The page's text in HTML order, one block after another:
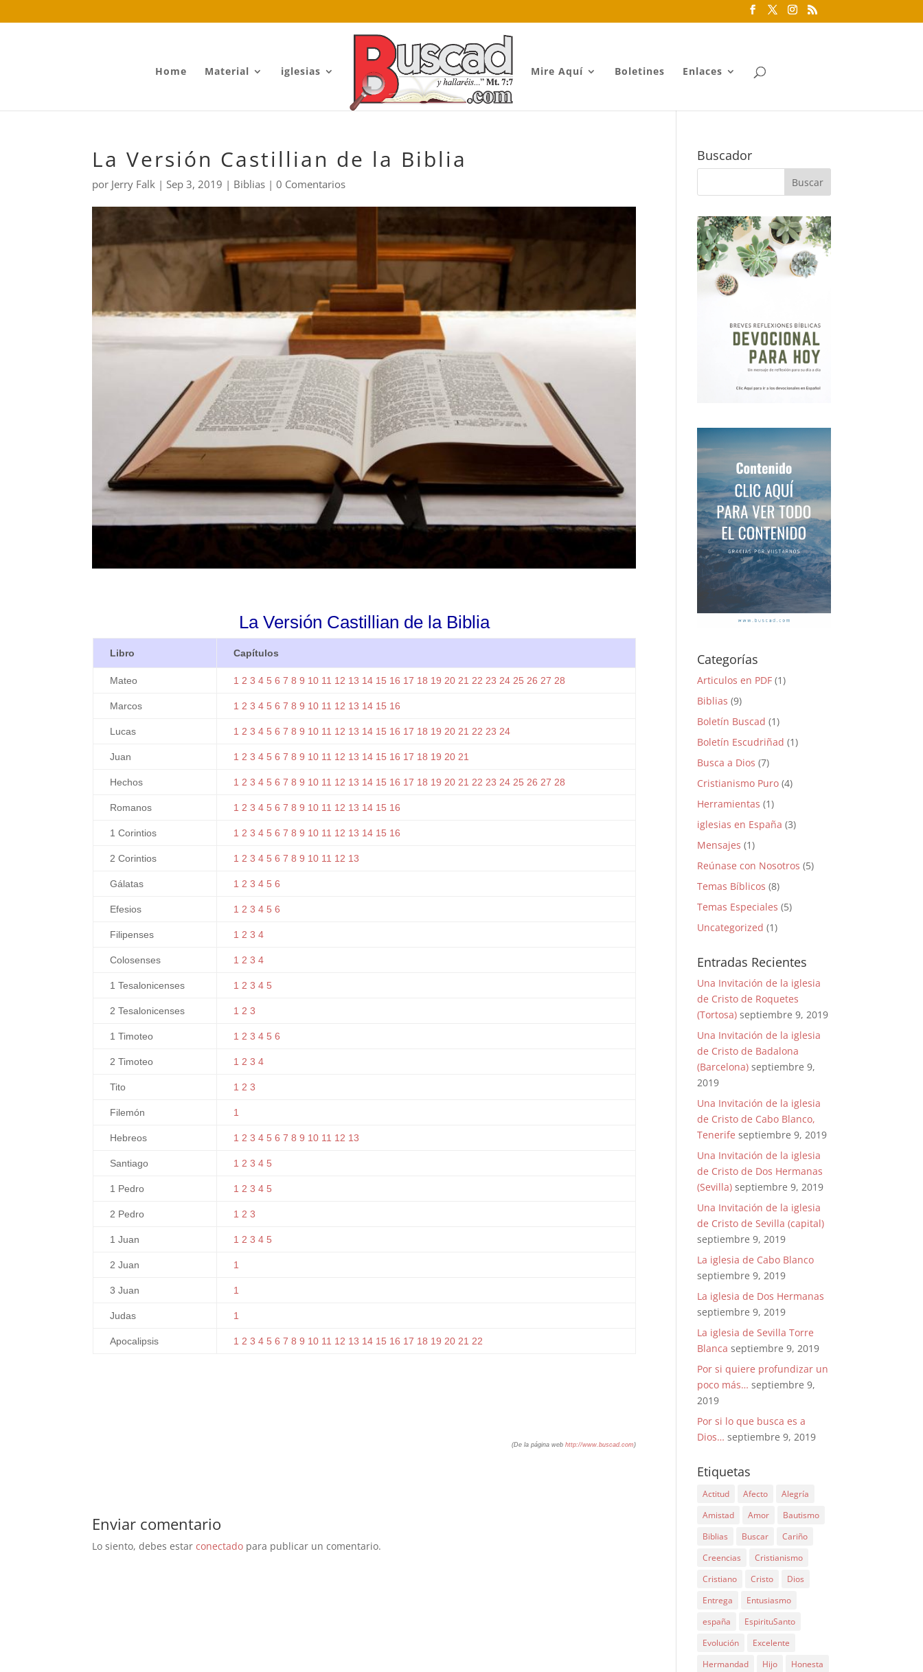
Home Material iglesias Mire Aquí Boletines Enlaces
La Versión Castillian de la Biblia
por Jerry Falk |Sep 3, 2019 | Biblias |0 Comentarios
La Versión Castillian de la Biblia
Libro Capítulos
Mateo 1 2 3 4 5 6 7 8 9 10 11 12 13 14 15 16 17 18 19 20 21 22 23 24 25 26 27 28
Marcos 1 2 3 4 5 6 7 8 9 10 11 12 13 14 15 16
Lucas 1 2 3 4 5 6 7 8 9 10 11 12 13 14 15 16 17 18 19 20 21 22 23 24
Juan 1 2 3 4 5 6 7 8 9 10 11 12 13 14 15 16 17 18 19 20 21
Hechos 1 2 3 4 5 6 7 8 9 10 11 12 13 14 15 16 17 18 19 20 21 22 23 24 25 26 27 28
Romanos 1 2 3 4 5 6 7 8 9 10 11 12 13 14 15 16
1 Corintios 1 2 3 4 5 6 7 8 9 10 11 12 13 14 15 16
2 Corintios 1 2 3 4 5 6 7 8 9 10 11 12 13
Gálatas 1 2 3 4 5 6
Efesios 1 2 3 4 5 6
Filipenses 1 2 3 4
Colosenses 1 2 3 4
1 Tesalonicenses 1 2 3 4 5
2 Tesalonicenses 1 2 3
1 Timoteo 1 2 3 4 5 6
2 Timoteo 1 2 3 4
Tito 1 2 3
Filemón 1
Hebreos 1 2 3 4 5 6 7 8 9 10 11 12 13
Santiago 1 2 3 4 5
1 Pedro 1 2 3 4 5
2 Pedro 1 2 3
1 Juan 1 2 3 4 5
2 Juan 1
3 Juan 1
Judas 1
Apocalipsis 1 2 3 4 5 6 7 8 9 10 11 12 13 14 15 16 17 18 19 20 21 22
(De la página webhttp://www.buscad.com )
Enviar comentario
Lo siento, debes estarconectado para publicar un comentario.
Buscador
Categorías
Articulos en PDF (1)
Biblias (9)
Boletín Buscad (1)
Boletín Escudriñad (1)
Busca a Dios (7)
Cristianismo Puro (4)
Herramientas (1)
iglesias en España (3)
Mensajes (1)
Reúnase con Nosotros (5)
Temas Bíblicos (8)
Temas Especiales (5)
Uncategorized (1)
Entradas Recientes
Una Invitación de la iglesia
de Cristo de Roquetes
(Tortosa) septiembre 9, 2019
Una Invitación de la iglesia
de Cristo de Badalona
(Barcelona) septiembre 9,
2019
Una Invitación de la iglesia
de Cristo de Cabo Blanco,
Tenerife septiembre 9, 2019
Una Invitación de la iglesia
de Cristo de Dos Hermanas
(Sevilla) septiembre 9, 2019
Una Invitación de la iglesia
de Cristo de Sevilla (capital)
septiembre 9, 2019
La iglesia de Cabo Blanco
septiembre 9, 2019
La iglesia de Dos Hermanas
septiembre 9, 2019
La iglesia de Sevilla Torre
Blanca septiembre 9, 2019
Por si quiere profundizar un
poco más… septiembre 9,
2019
Por si lo que busca es a
Dios… septiembre 9, 2019
Etiquetas
Actitud Afecto
Alegría
Amistad
Amor
Bautismo
Biblias
Buscar
Cariño
Creencias
Cristianismo
Cristiano
Cristo
Dios
Entrega
Entusiasmo
españa
EspirituSanto
Evolución
Excelente
Hermandad
Hijo
Honesta